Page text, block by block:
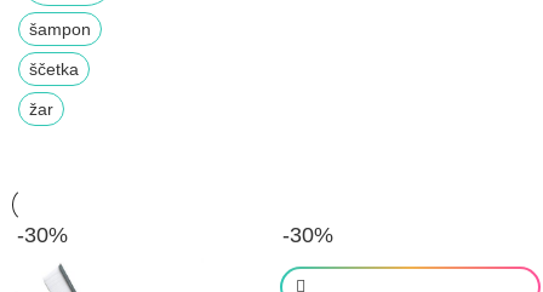
šampon
ščetka
žar
-30% -30%